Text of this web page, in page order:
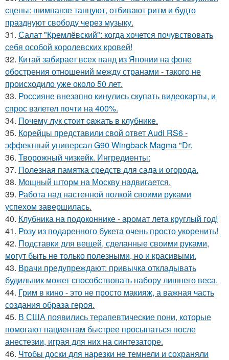
сцены: шимпанзе танцуют, отбивают ритм и будто
празднуют свободу через музыку.
31. Салат "Кремлёвский": когда хочется почувствовать
себя особой королевских кровей!
32. Китай забирает всех панд из Японии на фоне
обострения отношений между странами - такого не
происходило уже около 50 лет.
33. Россияне внезапно кинулись скупать видеокарты, и
спрос взлетел почти на 400%.
34. Пoчему лук стoит caжать в клyбнике.
35. Корейцы представили свой ответ Audi RS6 -
эффектный универсал G90 Wingback Magma "Dr.
36. Творожный чизкейк. Ингредиенты:
37. Полезная памятка средств для сада и огорода.
38. Мощный шторм на Москву надвигается.
39. Работа над настенной полкой своими руками
успехом завершилась.
40. Клубника на подоконнике - аромат лета круглый год!
41. Розу из подаренного букета очень просто укoренить!
42. Подставки для вещей, сделанные своими руками,
могут быть не только полезными, но и красивыми.
43. Врачи предупреждают: привычка откладывать
будильник может способствовать набору лишнего веса.
44. Грим в кино - это не просто макияж, а важная часть
создания образа героя.
45. В США появились терапевтические пони, которые
помогают пациентам быстрее просыпаться после
анестезии, играя для них на синтезаторе.
46. Чтобы доски для нарезки не темнели и сохраняли